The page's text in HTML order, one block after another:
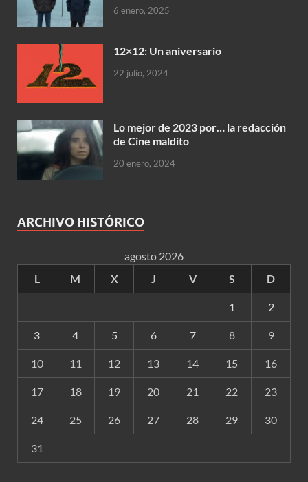
6 enero, 2025
12×12: Un aniversario
22 julio, 2024
Lo mejor de 2023 por… la redacción
de Cine maldito
20 enero, 2024
ARCHIVO HISTÓRICO
agosto 2026
L
M X J V S D
1 2
3 4 5 6 7 8 9
10 11 12 13 14 15 16
17 18 19 20 21 22 23
24 25 26 27 28 29 30
31